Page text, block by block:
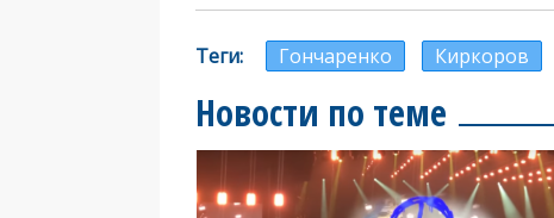
Теги Гончаренко Киркоров
Новости по теме